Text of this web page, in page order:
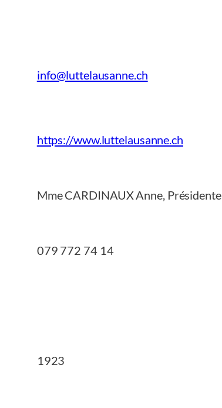
info@luttelausanne.ch
https://www.luttelausanne.ch
Mme CARDINAUX Anne, Présidente
079 772 74 14
1923